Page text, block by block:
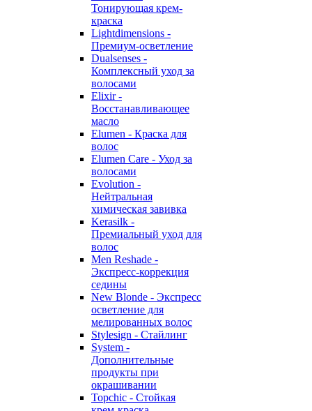
Тонирующая крем-
краска
Lightdimensions -
Премиум-осветление
Dualsenses -
Комплексный уход за
волосами
Elixir -
Восстанавливающее
масло
Elumen - Краска для
волос
Elumen Care - Уход за
волосами
Evolution -
Нейтральная
химическая завивка
Kerasilk -
Премиальный уход для
волос
Men Reshade -
Экспресс-коррекция
седины
New Blonde - Экспресс
осветление для
мелированных волос
Stylesign - Стайлинг
System -
Дополнительные
продукты при
окрашивании
Topchic - Стойкая